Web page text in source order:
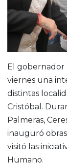
El gobernador
viernes una
distintas
Cristóbal.
Palmeras,
inauguró
visitó las
Humano.